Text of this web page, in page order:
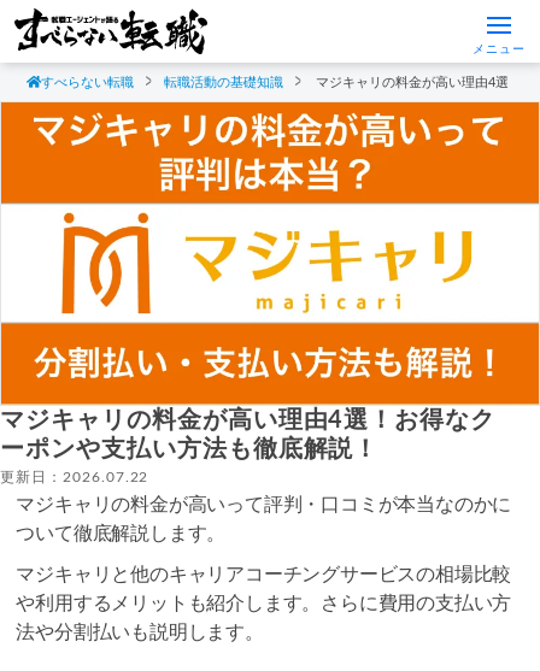
メニュー
すべらない転職 転職活動の基礎知識 マジキャリの料金が高い理由4選！
マジキャリの料金が高い理由4選！お得なク
ーポンや支払い方法も徹底解説！
更新日：2026.07.22
マジキャリの料金が高いって評判・口コミが本当なのかに
ついて徹底解説します。
マジキャリと他のキャリアコーチングサービスの相場比較
や利用するメリットも紹介します。さらに費用の支払い方
法や分割払いも説明します。